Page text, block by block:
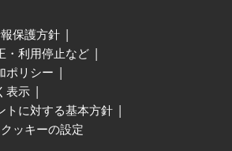
保護方針
・利用停止など
ポリシー
表示
トに対する基本方針
クッキーの設定